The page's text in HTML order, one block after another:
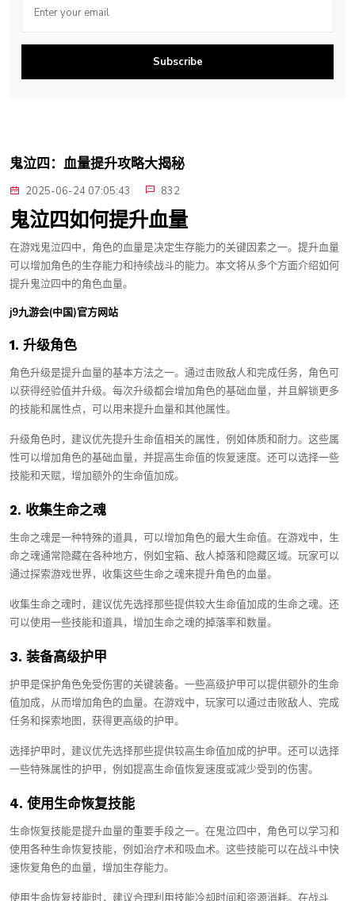
Subscribe
鬼泣四：血量提升攻略大揭秘
2025-06-24 07:05:43 832
鬼泣四如何提升血量
在游戏鬼泣四中，角色的血量是决定生存能力的关键因素之一。提升血量
可以增加角色的生存能力和持续战斗的能力。本文将从多个方面介绍如何
提升鬼泣四中的角色血量。
j9九游会(中国)官方网站
1. 升级角色
角色升级是提升血量的基本方法之一。通过击败敌人和完成任务，角色可
以获得经验值并升级。每次升级都会增加角色的基础血量，并且解锁更多
的技能和属性点，可以用来提升血量和其他属性。
升级角色时，建议优先提升生命值相关的属性，例如体质和耐力。这些属
性可以增加角色的基础血量，并提高生命值的恢复速度。还可以选择一些
技能和天赋，增加额外的生命值加成。
2. 收集生命之魂
生命之魂是一种特殊的道具，可以增加角色的最大生命值。在游戏中，生
命之魂通常隐藏在各种地方，例如宝箱、敌人掉落和隐藏区域。玩家可以
通过探索游戏世界，收集这些生命之魂来提升角色的血量。
收集生命之魂时，建议优先选择那些提供较大生命值加成的生命之魂。还
可以使用一些技能和道具，增加生命之魂的掉落率和数量。
3. 装备高级护甲
护甲是保护角色免受伤害的关键装备。一些高级护甲可以提供额外的生命
值加成，从而增加角色的血量。在游戏中，玩家可以通过击败敌人、完成
任务和探索地图，获得更高级的护甲。
选择护甲时，建议优先选择那些提供较高生命值加成的护甲。还可以选择
一些特殊属性的护甲，例如提高生命值恢复速度或减少受到的伤害。
4. 使用生命恢复技能
生命恢复技能是提升血量的重要手段之一。在鬼泣四中，角色可以学习和
使用各种生命恢复技能，例如治疗术和吸血术。这些技能可以在战斗中快
速恢复角色的血量，增加生存能力。
使用生命恢复技能时，建议合理利用技能冷却时间和资源消耗。在战斗